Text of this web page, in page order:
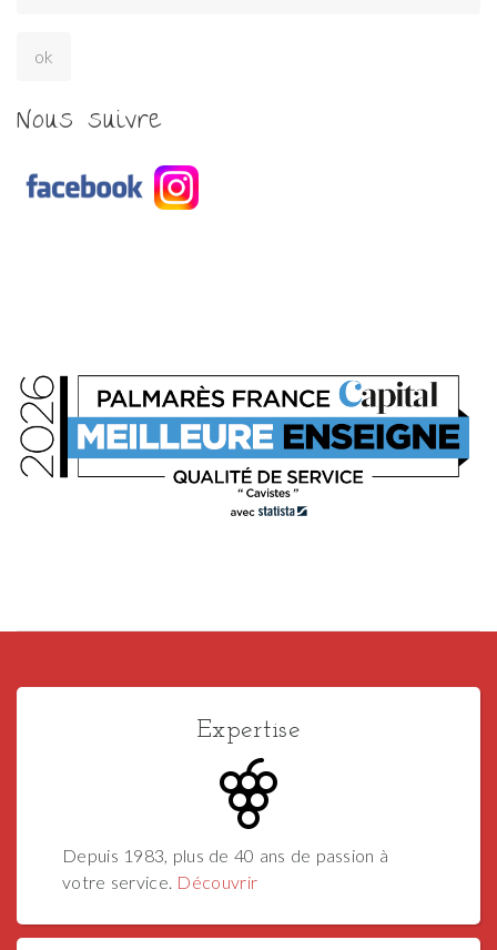
Nous suivre
Expertise
Depuis 1983, plus de 40 ans de passion à
votre service. Découvrir